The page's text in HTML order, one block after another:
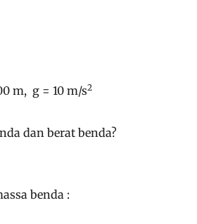
m, g = 10 m/s2
dan berat benda?
benda :